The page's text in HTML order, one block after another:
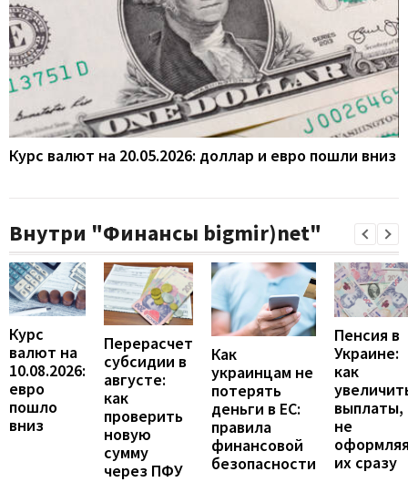
Курс валют на 20.05.2026: доллар и евро пошли вниз
Внутри "Финансы bigmir)net"
Курс
валют на
10.08.2026:
евро
пошло
вниз
Перерасчет
субсидии в
августе:
как
проверить
новую
сумму
через ПФУ
Как
украинцам не
потерять
деньги в ЕС:
правила
финансовой
безопасности
Пенсия в
Украине:
как
выплаты,
не
их сразу